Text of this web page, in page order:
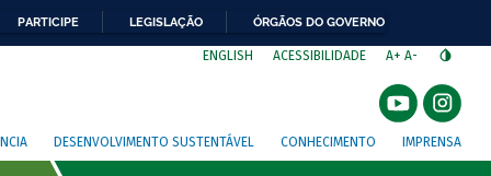
PARTICIPE LEGISLAÇÃO ÓRGÃOS DO GOVERNO
ENGLISH ACESSIBILIDADE A+ A-
DESENVOLVIMENTO SUSTENTÁVEL CONHECIMENTO IMPRENSA